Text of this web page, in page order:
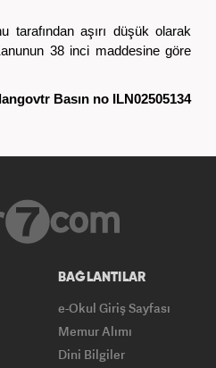
tarafından aşırı düşük olarak
38 inci maddesine göre
Basın no ILN02505134
BAĞLANTILAR
e-Okul Giriş Sayfası
Memur Alımı
Dini Bilgiler